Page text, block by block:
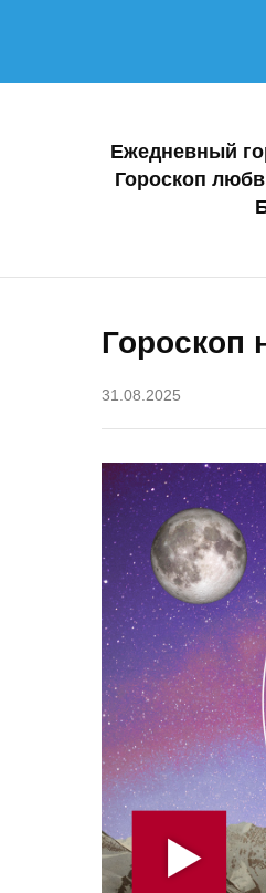
Ежедневный
Гороскоп
Гороскоп
31.08.2025